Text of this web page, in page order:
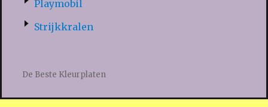
Playmobil
Strijkkralen
De Beste Kleurplaten